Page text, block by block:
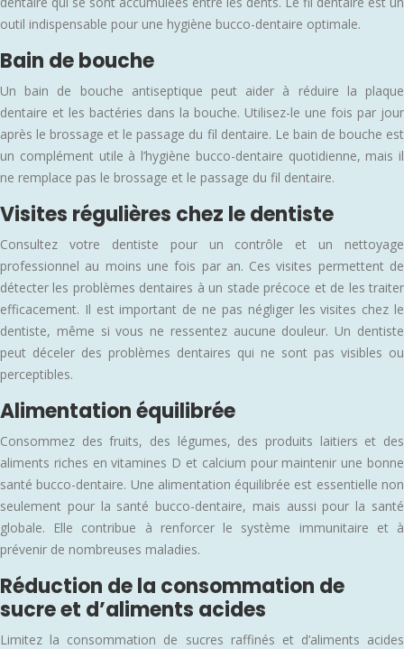
outil indispensable pour une hygiène bucco-dentaire optimale.
Bain de bouche
Un bain de bouche antiseptique peut aider à réduire la plaque
dentaire et les bactéries dans la bouche. Utilisez-le une fois par jour
après le brossage et le passage du fil dentaire. Le bain de bouche est
un complément utile à l’hygiène bucco-dentaire quotidienne, mais il
ne remplace pas le brossage et le passage du fil dentaire.
Visites régulières chez le dentiste
Consultez votre dentiste pour un contrôle et un nettoyage
professionnel au moins une fois par an. Ces visites permettent de
détecter les problèmes dentaires à un stade précoce et de les traiter
efficacement. Il est important de ne pas négliger les visites chez le
dentiste, même si vous ne ressentez aucune douleur. Un dentiste
peut déceler des problèmes dentaires qui ne sont pas visibles ou
perceptibles.
Alimentation équilibrée
Consommez des fruits, des légumes, des produits laitiers et des
aliments riches en vitamines D et calcium pour maintenir une bonne
santé bucco-dentaire. Une alimentation équilibrée est essentielle non
seulement pour la santé bucco-dentaire, mais aussi pour la santé
globale. Elle contribue à renforcer le système immunitaire et à
prévenir de nombreuses maladies.
Réduction de la consommation de
sucre et d’aliments acides
Limitez la consommation de sucres raffinés et d’aliments acides